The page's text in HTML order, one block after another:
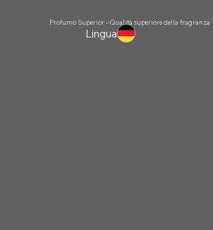
Lingua
Profumo Superior – Qualità superiore della fragranza